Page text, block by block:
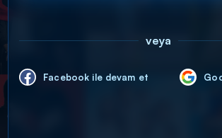
veya
Facebook ile devam et